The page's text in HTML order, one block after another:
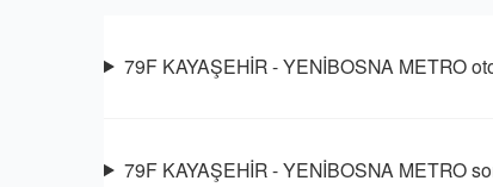
79F KAYAŞEHİR - YENİBOSNA METRO
79F KAYAŞEHİR - YENİBOSNA METRO